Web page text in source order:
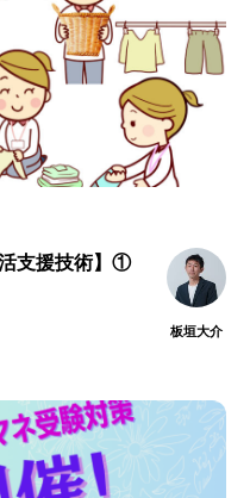
支援技術】①
板垣大介